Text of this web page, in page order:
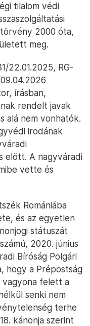
tilalom védi
2000 óta,
meg.
22.01.2025, RG-
írásban,
rendelt javak
alá nem vonhatók.
irodának
előtt. A nagyváradi
vette és
Romániába
és az egyetlen
státuszát
2020. június
Bíróság Polgári
hogy a Prépostság
vagyona felett a
senki nem
terhe
kánonja szerint